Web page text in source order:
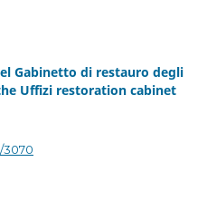
Gabinetto di restauro degli
Uffizi restoration cabinet
3070